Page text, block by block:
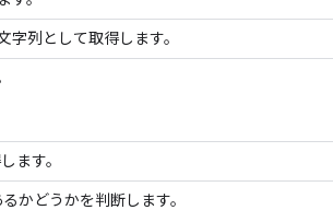
字列として取得します。
ます。
かどうかを判断します。